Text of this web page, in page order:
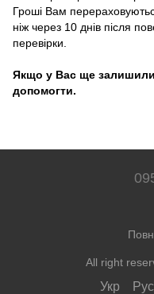
Гроші Вам
ніж через 10 днів після
перевірки.
Якщо у Вас ще
допомогти.
All right
Укр Рус